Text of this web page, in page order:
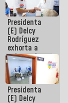
Viceministerio
de Energía
Eléctrica y
CORPOELEC
Presidenta
(E) Delcy
Rodríguez
exhorta a
gobernadores
y alcaldes a
edificar
casas para
abuelos
Presidenta
(E) Delcy